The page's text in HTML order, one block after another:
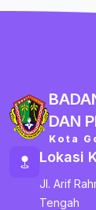
DAN
Kota
Lokasi
Jl. Arif
Tengah